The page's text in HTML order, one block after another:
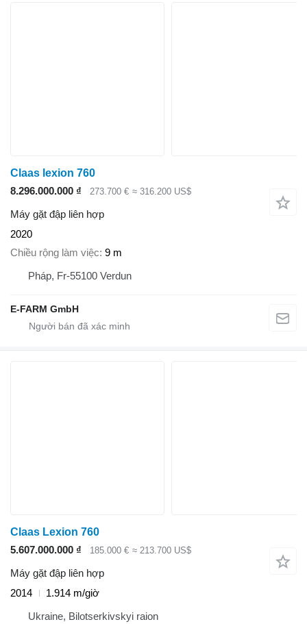
Claas lexion 760
8.296.000.000 ₫
273.700 € ≈ 316.200 US$
Máy gặt đập liên hợp
2020
Chiều rộng làm việc 9 m
Pháp, Fr-55100 Verdun
E-FARM GmbH
Claas Lexion 760
5.607.000.000 ₫
185.000 € ≈ 213.700 US$
Máy gặt đập liên hợp
2014
1.914 m/giờ
Ukraine, Bilotserkivskyi raion